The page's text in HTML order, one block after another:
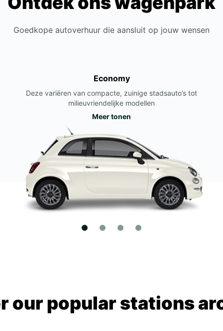
Goedkope autoverhuur die aansluit op jouw wensen
Economy
Deze variëren van compacte, zuinige stadsauto’s tot
milieuvriendelijke modellen
Meer tonen
our popular stations